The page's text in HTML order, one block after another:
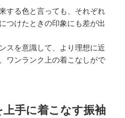
する色と言っても、それぞれ
つけたときの印象にも差が出
スを意識して、より理想に近
ワンランク上の着こなしがで
手に着こなす振袖